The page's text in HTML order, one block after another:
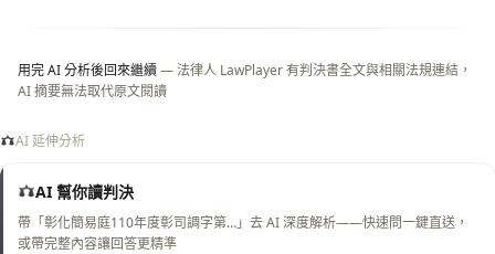
用完 AI 分析後回來繼續— 法律人 LawPlayer 有判決書全文與相關法規連結，
AI 摘要無法取代原文閱讀
AI 延伸分析
AI 幫你讀判決
帶「彰化簡易庭110年度彰司調字第…」去 AI 深度解析——快速問一鍵直送，
或帶完整內容讓回答更精準